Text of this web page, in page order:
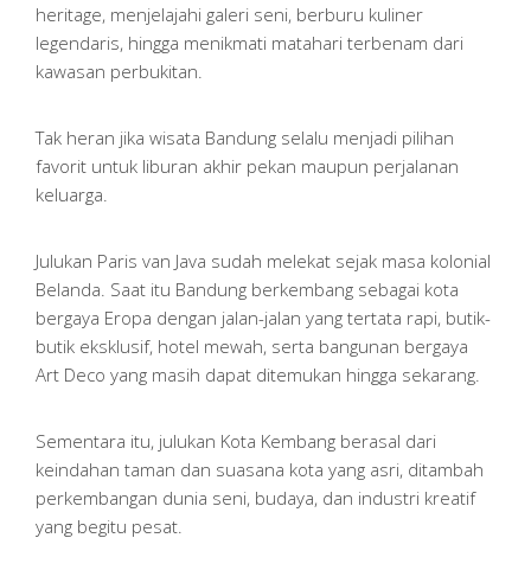
heritage, menjelajahi galeri seni, berburu kuliner
legendaris, hingga menikmati matahari terbenam dari
kawasan perbukitan.
Tak heran jika wisata Bandung selalu menjadi pilihan
favorit untuk liburan akhir pekan maupun perjalanan
keluarga.
Julukan Paris van Java sudah melekat sejak masa kolonial
Belanda. Saat itu Bandung berkembang sebagai kota
bergaya Eropa dengan jalan-jalan yang tertata rapi, butik-
butik eksklusif, hotel mewah, serta bangunan bergaya
Art Deco yang masih dapat ditemukan hingga sekarang.
Sementara itu, julukan Kota Kembang berasal dari
keindahan taman dan suasana kota yang asri, ditambah
perkembangan dunia seni, budaya, dan industri kreatif
yang begitu pesat.